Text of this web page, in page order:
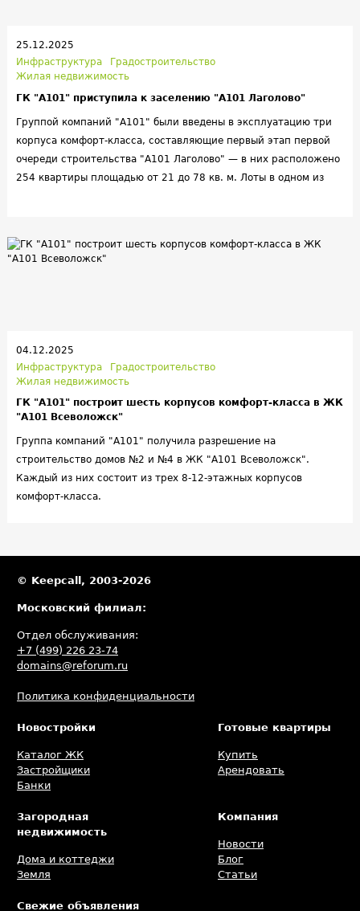
25.12.2025
Инфраструктура
Градостроительство
Жилая недвижимость
ГК "А101" приступила к заселению "А101 Лаголово"
Группой компаний "А101" были введены в эксплуатацию три
корпуса комфорт-класса, составляющие первый этап первой
очереди строительства "А101 Лаголово" — в них расположено
254 квартиры площадью от 21 до 78 кв. м. Лоты в одном из
04.12.2025
Инфраструктура
Градостроительство
Жилая недвижимость
ГК "А101" построит шесть корпусов комфорт-класса в ЖК
"А101 Всеволожск"
Группа компаний "А101" получила разрешение на
строительство домов №2 и №4 в ЖК "А101 Всеволожск".
Каждый из них состоит из трех 8-12-этажных корпусов
комфорт-класса.
© Keepcall, 2003-2026
Московский филиал:
Отдел обслуживания:
+7 (499) 226 23-74
domains@reforum.ru
Политика конфиденциальности
Новостройки
Каталог ЖК
Застройщики
Банки
Готовые квартиры
Купить
Арендовать
Загородная
недвижимость
Дома и коттеджи
Земля
Компания
Новости
Блог
Статьи
Свежие объявления